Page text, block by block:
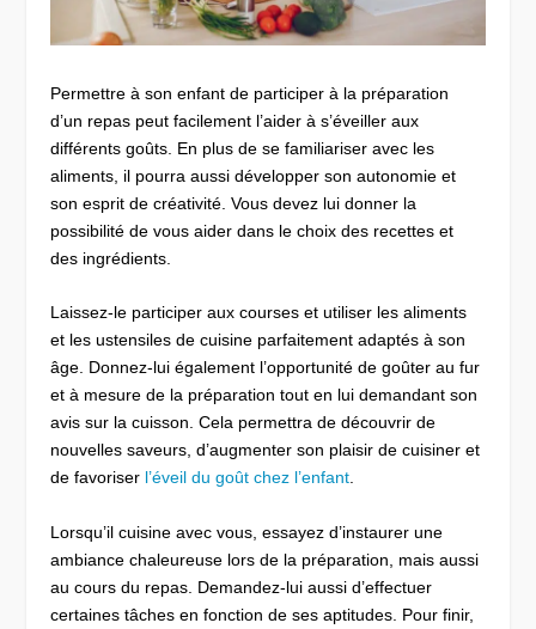
Permettre à son enfant de participer à la préparation
d’un repas peut facilement l’aider à s’éveiller aux
différents goûts. En plus de se familiariser avec les
aliments, il pourra aussi développer son autonomie et
son esprit de créativité. Vous devez lui donner la
possibilité de vous aider dans le choix des recettes et
des ingrédients.
Laissez-le participer aux courses et utiliser les aliments
et les ustensiles de cuisine parfaitement adaptés à son
âge. Donnez-lui également l’opportunité de goûter au fur
et à mesure de la préparation tout en lui demandant son
avis sur la cuisson. Cela permettra de découvrir de
nouvelles saveurs, d’augmenter son plaisir de cuisiner et
de favoriser l’éveil du goût chez l’enfant.
Lorsqu’il cuisine avec vous, essayez d’instaurer une
ambiance chaleureuse lors de la préparation, mais aussi
au cours du repas. Demandez-lui aussi d’effectuer
certaines tâches en fonction de ses aptitudes. Pour finir,